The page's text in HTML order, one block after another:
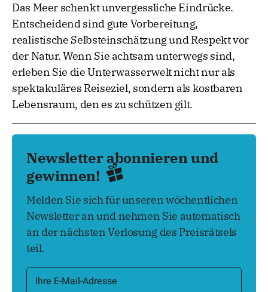
Das Meer schenkt unvergessliche Eindrücke.
Entscheidend sind gute Vorbereitung,
realistische Selbsteinschätzung und Respekt vor
der Natur. Wenn Sie achtsam unterwegs sind,
erleben Sie die Unterwasserwelt nicht nur als
spektakuläres Reiseziel, sondern als kostbaren
Lebensraum, den es zu schützen gilt.
Newsletter abonnieren und
gewinnen!
Melden Sie sich für unseren wöchentlichen
Newsletter an und nehmen Sie automatisch
an der nächsten Verlosung des Preisrätsels
teil.